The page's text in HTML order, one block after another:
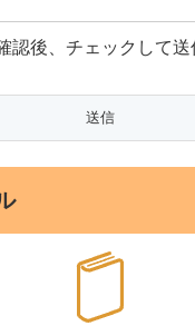
認後、チェックして送